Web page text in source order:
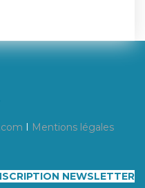
I Mentions légales
NEWSLETTER